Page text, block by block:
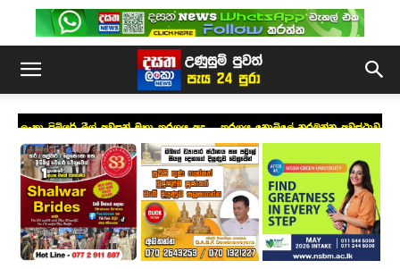
ලංකා ප්‍රිමියර් ලීග් අවසන් මහා තරගය අද – තරගය නොමිලේ නරඹන්න අවස්ථාව